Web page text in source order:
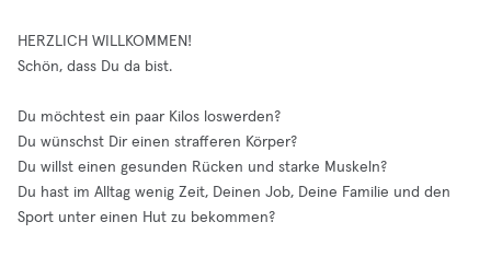
HERZLICH WILLKOMMEN!
Schön, dass Du da bist.
Du möchtest ein paar Kilos loswerden?
Du wünschst Dir einen strafferen Körper?
Du willst einen gesunden Rücken und starke Muskeln?
Du hast im Alltag wenig Zeit, Deinen Job, Deine Familie und den
Sport unter einen Hut zu bekommen?